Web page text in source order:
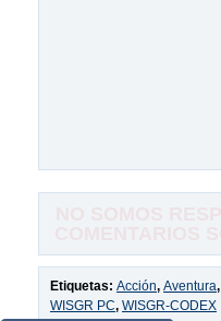
Etiquetas: Acción, Aventura,
WISGR PC, WISGR-CODEX